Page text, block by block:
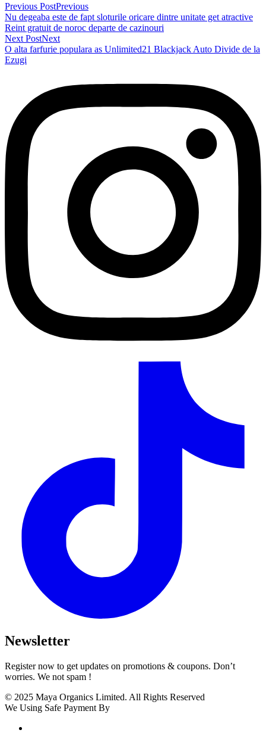
Previous PostPrevious
Nu degeaba este de fapt sloturile oricare dintre unitate get atractive
Reint gratuit de noroc departe de cazinouri
Next PostNext
O alta farfurie populara as Unlimited21 Blackjack Auto Divide de la
Ezugi
Newsletter
Register now to get updates on promotions & coupons. Don’t
worries. We not spam !
© 2025 Maya Organics Limited. All Rights Reserved
We Using Safe Payment By